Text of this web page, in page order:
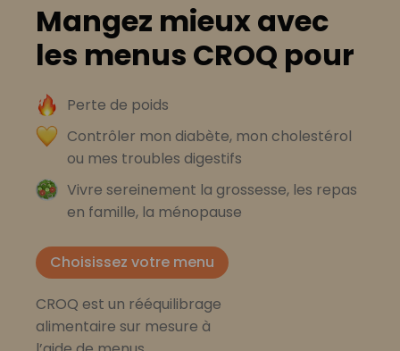
Mangez mieux avec
les menus CROQ pour
Perte de poids
Contrôler mon diabète, mon cholestérol
ou mes troubles digestifs
Vivre sereinement la grossesse, les repas
en famille, la ménopause
Choisissez votre menu
CROQ est un rééquilibrage
alimentaire sur mesure à